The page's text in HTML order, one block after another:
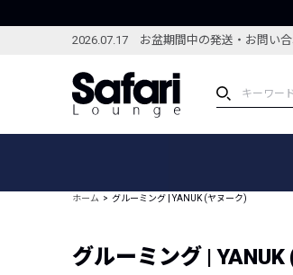
2026.07.17 お盆期間中の発送・お問い
ブランドから探す
新着アイテム
ホーム グルーミング | YANUK (ヤヌーク)
グルーミング |